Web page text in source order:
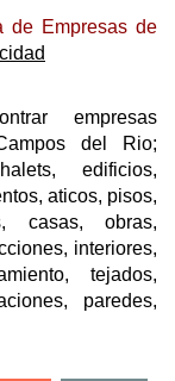
de Empresas de
empresas
del Rio;
edificios,
aticos, pisos,
casas, obras,
interiores,
tejados,
paredes,